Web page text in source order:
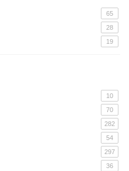
65
28
19
10
70
282
54
297
36